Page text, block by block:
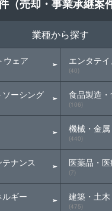
（売却・事業承継案
業種から探す
ウェア
ソーシング
ナンス
ギー
エンタテ
(40)
食品製造
(106)
機械・金
(440)
医薬品・
(7)
建築・土
(475)